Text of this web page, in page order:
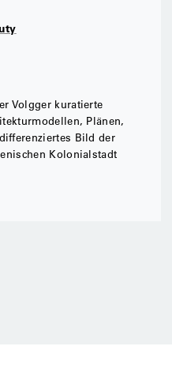
Volgger kuratierte
Plänen,
Bild der
Kolonialstadt